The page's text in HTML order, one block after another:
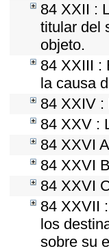
84 XXII :
titular del
objeto.
84 XXIII :
la causa
84 XXIV :
84 XXV :
84 XXVI
84 XXVI
84 XXVI
84 XXVII
los
sobre su